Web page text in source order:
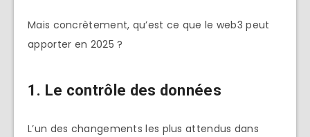
Mais concrètement, qu’est ce que le web3 peut
apporter en 2025 ?
1. Le contrôle des données
L’un des changements les plus attendus dans